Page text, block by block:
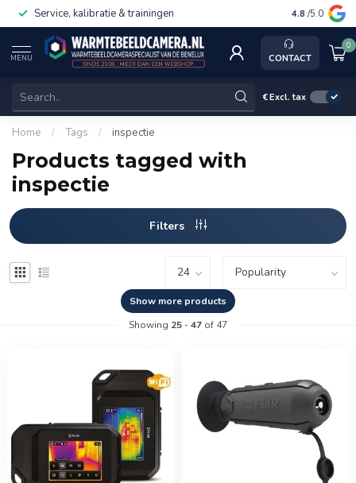
Service, kalibratie & trainingen 4.8 /5.0
MENU CONTACT
0
€Excl. tax
Home / Tags / inspectie
Products tagged with
inspectie
Filters
Show more products
Showing 25 -47 of 47